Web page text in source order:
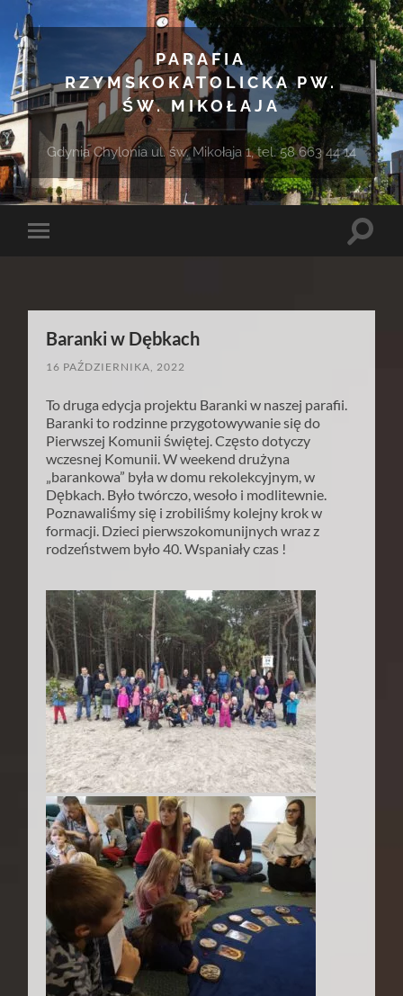
PARAFIA
RZYMSKOKATOLICKA PW.
ŚW. MIKOŁAJA
Gdynia Chylonia ul. św. Mikołaja 1, tel. 58 663 44 14
Toggle
Toggle
Baranki w Dębkach
16 PAŹDZIERNIKA, 2022
To druga edycja projektu Baranki w naszej parafii.
Baranki to rodzinne przygotowywanie się do
Pierwszej Komunii świętej. Często dotyczy
wczesnej Komunii. W weekend drużyna
„barankowa” była w domu rekolekcyjnym, w
Dębkach. Było twórczo, wesoło i modlitewnie.
Poznawaliśmy się i zrobiliśmy kolejny krok w
formacji. Dzieci pierwszokomunijnych wraz z
rodzeństwem było 40. Wspaniały czas !